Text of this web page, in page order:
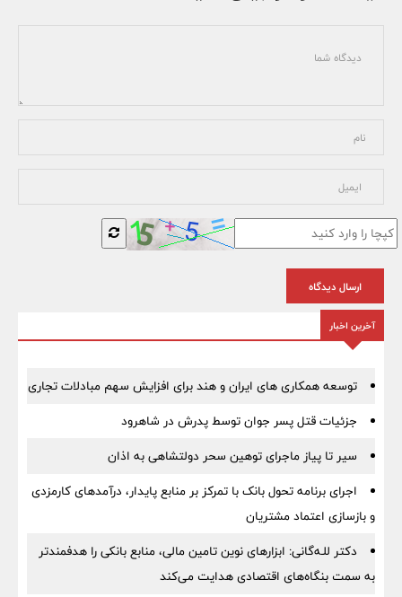
ارسال دیدگاه
آخرین اخبار
توسعه همکاری های ایران و هند برای افزایش سهم مبادلات تجاری
جزئیات قتل پسر جوان توسط پدرش در شاهرود
سیر تا پیاز ماجرای توهین سحر دولتشاهی به اذان
اجرای برنامه تحول بانک با تمرکز بر منابع پایدار، درآمدهای کارمزدی
و بازسازی اعتماد مشتریان
دکتر للـه‌گانی: ابزارهای نوین تامین مالی، منابع بانکی را هدفمندتر
به سمت بنگاه‌های اقتصادی هدایت می‌کند